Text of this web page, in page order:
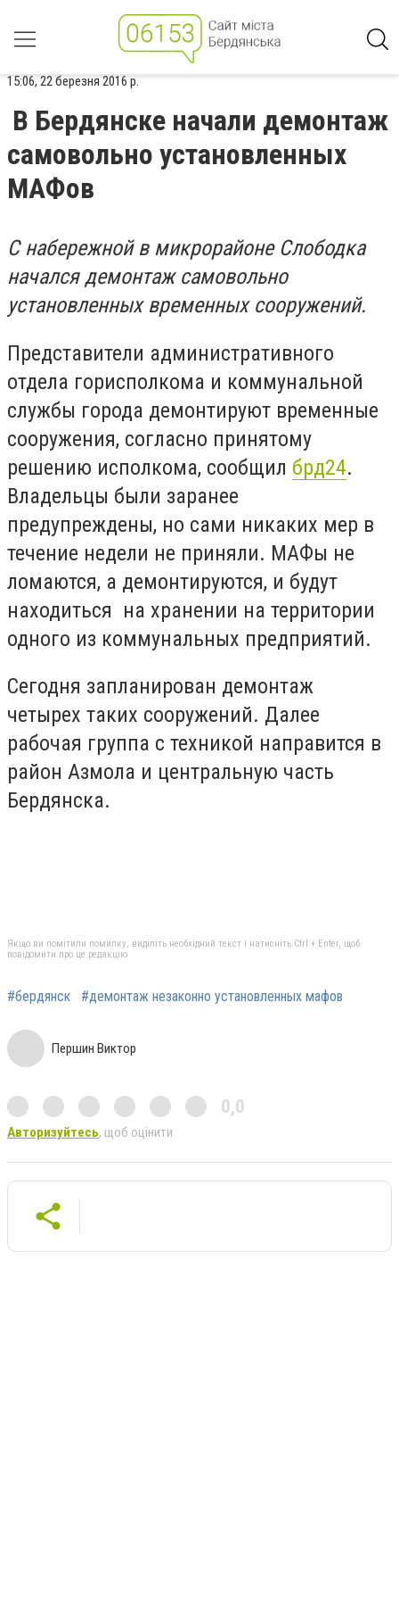
15:06, 22 березня 2016 р.
В Бердянске начали демонтаж
самовольно установленных
МАФов
С набережной в микрорайоне Слободка
начался демонтаж самовольно
установленных временных сооружений.
Представители административного
отдела горисполкома и коммунальной
службы города демонтируют временные
сооружения, согласно принятому
решению исполкома, сообщил брд24.
Владельцы были заранее
предупреждены, но сами никаких мер в
течение недели не приняли. МАФы не
ломаются, а демонтируются, и будут
находиться на хранении на территории
одного из коммунальных предприятий.
Сегодня запланирован демонтаж
четырех таких сооружений. Далее
рабочая группа с техникой направится в
район Азмола и центральную часть
Бердянска.
Якщо ви помітили помилку, виділіть необхідний текст і натисніть Ctrl + Enter, щоб
повідомити про це редакцію
#бердянск #демонтаж незаконно установленных мафов
Першин Виктор
0,0
Авторизуйтесь, щоб оцінити